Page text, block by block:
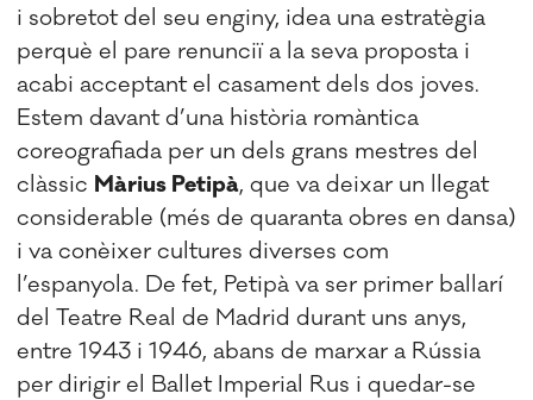
i sobretot del seu enginy, idea una estratègia
perquè el pare renunciï a la seva proposta i
acabi acceptant el casament dels dos joves.
Estem davant d’una història romàntica
coreografiada per un dels grans mestres del
clàssic Màrius Petipà, que va deixar un llegat
considerable (més de quaranta obres en dansa)
i va conèixer cultures diverses com
l’espanyola. De fet, Petipà va ser primer ballarí
del Teatre Real de Madrid durant uns anys,
entre 1943 i 1946, abans de marxar a Rússia
per dirigir el Ballet Imperial Rus i quedar-se